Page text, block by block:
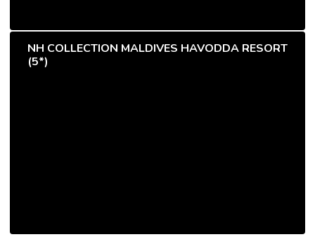
NH COLLECTION MALDIVES HAVODDA RESORT
(5*)